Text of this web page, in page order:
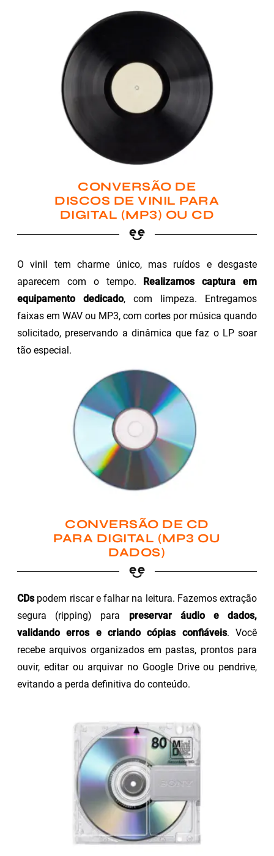
CONVERSÃO DE
DISCOS DE VINIL PARA
DIGITAL (MP3) OU CD
O vinil tem charme único, mas ruídos e desgaste
aparecem com o tempo.
Realizamos captura em
equipamento dedicado, com limpeza. Entregamos
faixas em WAV ou MP3, com cortes por música quando
solicitado, preservando a dinâmica que faz o LP soar
tão especial.
CONVERSÃO DE CD
PARA DIGITAL (MP3 OU
DADOS)
CDspodem riscar e falhar na leitura. Fazemos extração
segura (ripping) para preservar áudio e dados,
validando erros e criando cópias confiáveis. Você
recebe arquivos organizados em pastas, prontos para
ouvir, editar ou arquivar no Google Drive ou pendrive,
evitando a perda definitiva do conteúdo.